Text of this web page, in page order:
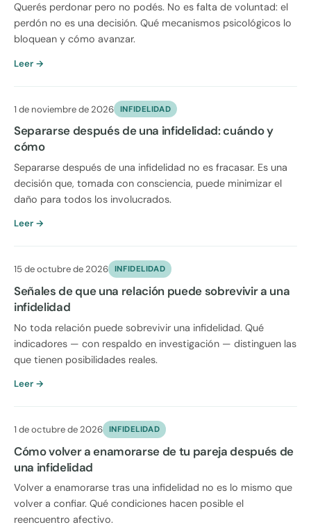
Querés perdonar pero no podés. No es falta de voluntad: el
perdón no es una decisión. Qué mecanismos psicológicos lo
bloquean y cómo avanzar.
Leer →
1 de noviembre de 2026 INFIDELIDAD
Separarse después de una infidelidad: cuándo y
cómo
Separarse después de una infidelidad no es fracasar. Es una
decisión que, tomada con consciencia, puede minimizar el
daño para todos los involucrados.
Leer →
15 de octubre de 2026 INFIDELIDAD
Señales de que una relación puede sobrevivir a una
infidelidad
No toda relación puede sobrevivir una infidelidad. Qué
indicadores — con respaldo en investigación — distinguen las
que tienen posibilidades reales.
Leer →
1 de octubre de 2026 INFIDELIDAD
Cómo volver a enamorarse de tu pareja después de
una infidelidad
Volver a enamorarse tras una infidelidad no es lo mismo que
volver a confiar. Qué condiciones hacen posible el
reencuentro afectivo.